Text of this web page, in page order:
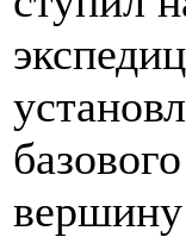
вершину